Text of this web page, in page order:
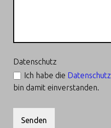
Datenschutz
Ich habe die
bin damit einverstanden.